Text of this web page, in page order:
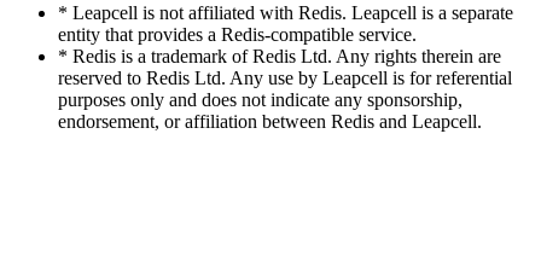
* Leapcell is not affiliated with Redis. Leapcell is a separate
entity that provides a Redis-compatible service.
* Redis is a trademark of Redis Ltd. Any rights therein are
reserved to Redis Ltd. Any use by Leapcell is for referential
purposes only and does not indicate any sponsorship,
endorsement, or affiliation between Redis and Leapcell.